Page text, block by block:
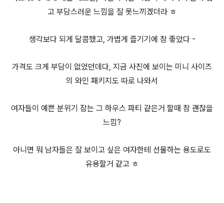
고 부담스러운 느낌을 잘 못느끼겠더라 ㅎ
생각보다 되게 달콤했고, 가볍게 즐기기에 참 좋았다 -
가격도 크게 부담이 없었던데다, 지금 사진에 보이는 미니 사이즈
의 와인 패키지도 따로 나와서
여자들이 예쁜 분위기 잡는 그 하우스 파티 같은거 할때 참 괜찮을
느낌?
아니면 뭐 남자들은 잘 보이고 싶은 여자한테 선물하는 용도로도
유용할거 같고 ㅎ